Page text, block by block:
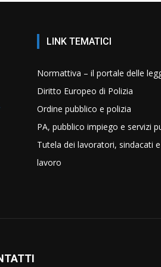
LINK TEMATICI
Normattiva – il portale delle
Diritto Europeo di Polizia
Ordine pubblico e polizia
PA, pubblico impiego e servizi
Tutela dei lavoratori, sindacati
lavoro